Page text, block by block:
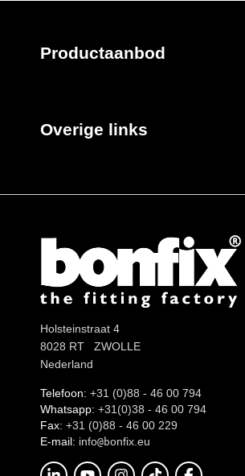
Productaanbod
Overige links
Holsteinstraat 4
8028 RT ZWOLLE
Nederland
Telefoon: +31 (0)88 - 46 00 794
Whatsapp: +31(0)38 - 46 00 794
Fax: +31 (0)88 - 46 00 229
E-mail: info@bonfix.eu